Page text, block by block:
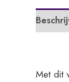
Met dit